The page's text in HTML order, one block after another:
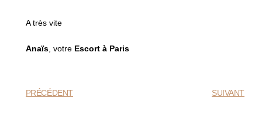
A très vite
Anaïs, votre Escort à Paris
PRÉCÉDENT SUIVANT